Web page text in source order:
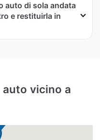
auto di sola andata
e restituirla in
vicino a